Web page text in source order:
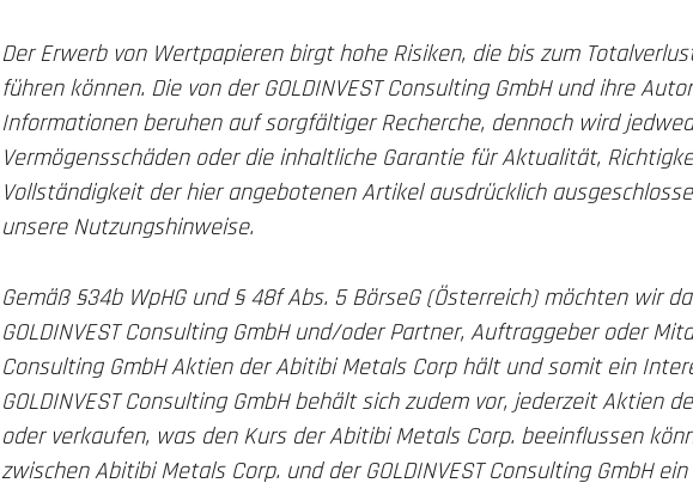
Der Erwerb von Wertpapieren birgt hohe Risiken, die bis zum
führen können. Die von der GOLDINVEST Consulting GmbH und ihre
Informationen beruhen auf sorgfältiger Recherche, dennoch wird
Vermögensschäden oder die inhaltliche Garantie für Aktualität,
Vollständigkeit der hier angebotenen Artikel ausdrücklich
unsere Nutzungshinweise.
Gemäß §34b WpHG und § 48f Abs. 5 BörseG (Österreich) möchten wir
GOLDINVEST Consulting GmbH und/oder Partner, Auftraggeber oder
Consulting GmbH Aktien der Abitibi Metals Corp hält und somit ein
GOLDINVEST Consulting GmbH behält sich zudem vor, jederzeit Aktien
oder verkaufen, was den Kurs der Abitibi Metals Corp. beeinflussen
zwischen Abitibi Metals Corp. und der GOLDINVEST Consulting GmbH